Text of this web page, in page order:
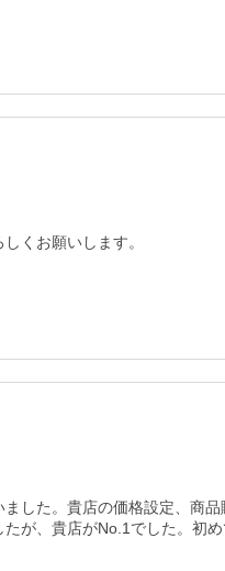
くお願いします。
した。貴店の価格設定、商品
が、貴店がNo.1でした。初